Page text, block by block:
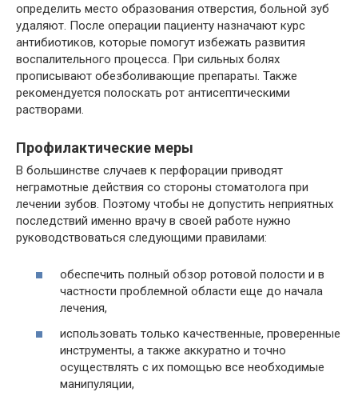
определить место образования отверстия, больной зуб
удаляют. После операции пациенту назначают курс
антибиотиков, которые помогут избежать развития
воспалительного процесса. При сильных болях
прописывают обезболивающие препараты. Также
рекомендуется полоскать рот антисептическими
растворами.
Профилактические меры
В большинстве случаев к перфорации приводят
неграмотные действия со стороны стоматолога при
лечении зубов. Поэтому чтобы не допустить неприятных
последствий именно врачу в своей работе нужно
руководствоваться следующими правилами:
обеспечить полный обзор ротовой полости и в
частности проблемной области еще до начала
лечения,
использовать только качественные, проверенные
инструменты, а также аккуратно и точно
осуществлять с их помощью все необходимые
манипуляции,